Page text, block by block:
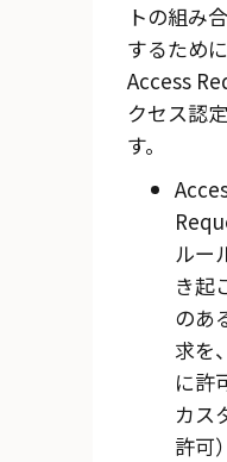
トの組み
するため
Access
クセス認定
す。
ルー
き起
のあ
求を
に許
カス
許可